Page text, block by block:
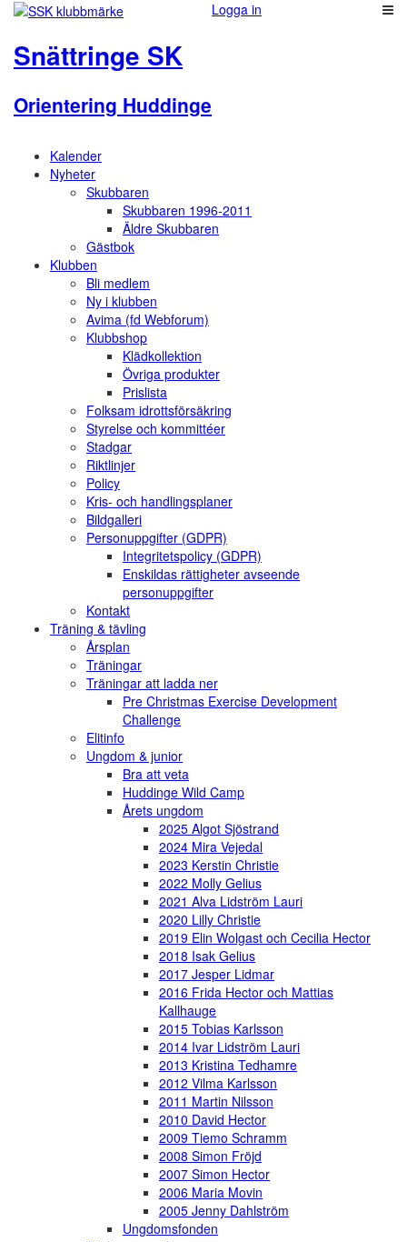
Logga in
Snättringe SK
Orientering Huddinge
Kalender
Nyheter
Skubbaren
Skubbaren 1996-2011
Äldre Skubbaren
Gästbok
Klubben
Bli medlem
Ny i klubben
Avima (fd Webforum)
Klubbshop
Klädkollektion
Övriga produkter
Prislista
Folksam idrottsförsäkring
Styrelse och kommittéer
Stadgar
Riktlinjer
Policy
Kris- och handlingsplaner
Bildgalleri
Personuppgifter (GDPR)
Integritetspolicy (GDPR)
Enskildas rättigheter avseende
personuppgifter
Kontakt
Träning & tävling
Årsplan
Träningar
Träningar att ladda ner
Pre Christmas Exercise Development
Challenge
Elitinfo
Ungdom & junior
Bra att veta
Huddinge Wild Camp
Årets ungdom
2025 Algot Sjöstrand
2024 Mira Vejedal
2023 Kerstin Christie
2022 Molly Gelius
2021 Alva Lidström Lauri
2020 Lilly Christie
2019 Elin Wolgast och Cecilia Hector
2018 Isak Gelius
2017 Jesper Lidmar
2016 Frida Hector och Mattias
Kallhauge
2015 Tobias Karlsson
2014 Ivar Lidström Lauri
2013 Kristina Tedhamre
2012 Vilma Karlsson
2011 Martin Nilsson
2010 David Hector
2009 Tiemo Schramm
2008 Simon Fröjd
2007 Simon Hector
2006 Maria Movin
2005 Jenny Dahlström
Ungdomsfonden